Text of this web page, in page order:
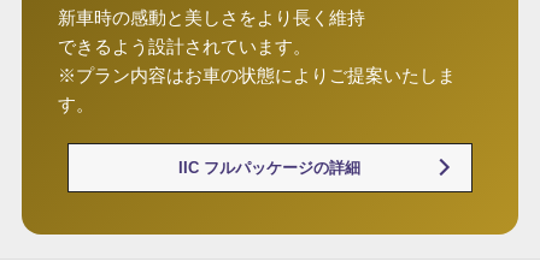
新車時の感動と美しさをより長く維持
できるよう設計されています。
※プラン内容はお車の状態によりご提案いたしま
す。
IIC フルパッケージの詳細